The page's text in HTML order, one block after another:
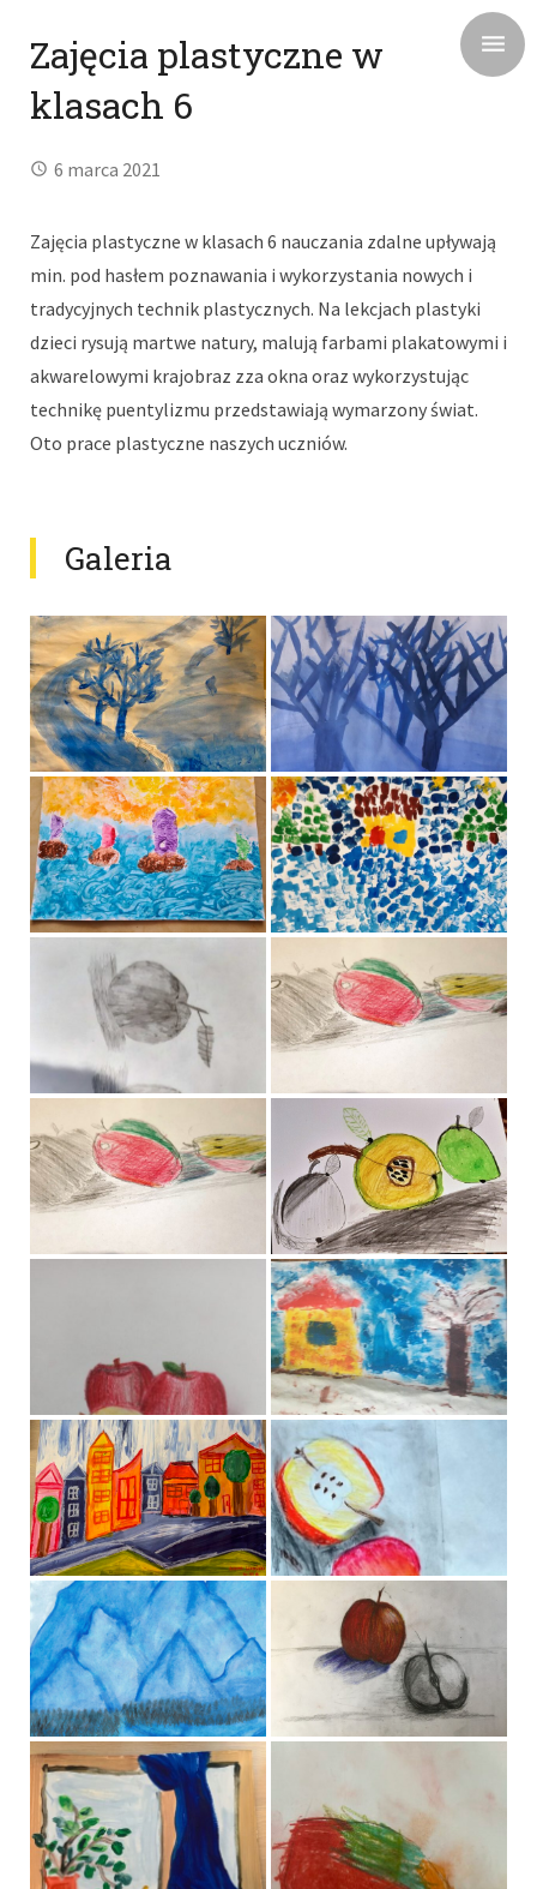
Zajęcia plastyczne w
klasach 6
6 marca 2021
Zajęcia plastyczne w klasach 6 nauczania zdalne upływają
min. pod hasłem poznawania i wykorzystania nowych i
tradycyjnych technik plastycznych. Na lekcjach plastyki
dzieci rysują martwe natury, malują farbami plakatowymi i
akwarelowymi krajobraz zza okna oraz wykorzystując
technikę puentylizmu przedstawiają wymarzony świat.
Oto prace plastyczne naszych uczniów.
Galeria